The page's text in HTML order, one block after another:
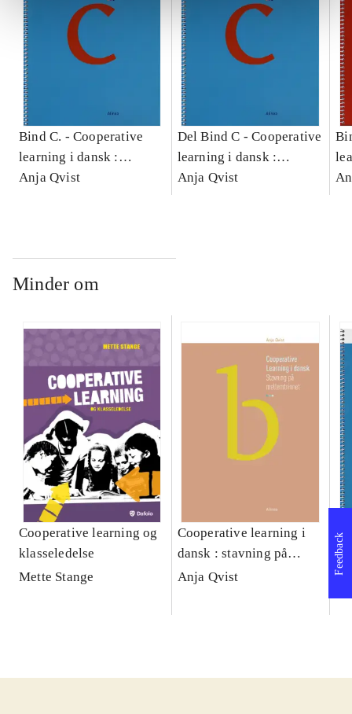
Bind C. - Cooperative
learning i dansk :
stavning på
Anja Qvist
Del Bind C -Cooperative
learning i dansk :
stavning på
Anja Qvist
Minder om
Cooperative learning og
klasseledelse
Mette Stange
Cooperative learning i
dansk : stavning på
mellemtrinnet. Bind B
Anja Qvist
Feedback